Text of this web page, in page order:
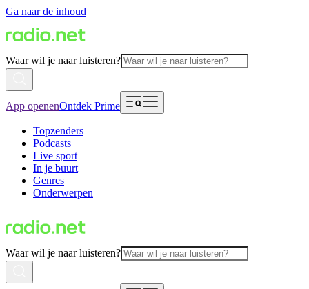
Ga naar de inhoud
Waar wil je naar luisteren?
App openenOntdek Prime
Topzenders
Podcasts
Live sport
In je buurt
Genres
Onderwerpen
Waar wil je naar luisteren?